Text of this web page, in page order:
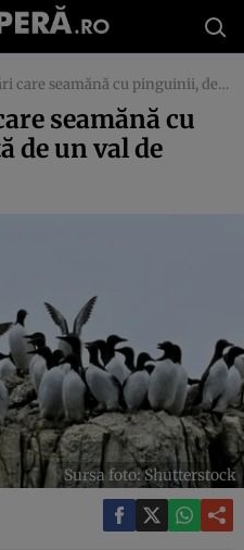
cu pinguinii, devastată de un val de căldură
seamănă cu
de un val de
Sursa foto: Shutterstock